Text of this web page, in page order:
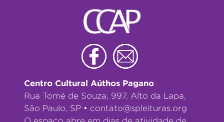
Centro Cultural Aúthos Pagano
Rua Tomé de Souza, 997, Alto da Lapa,
São Paulo, SP • contato@spleituras.org